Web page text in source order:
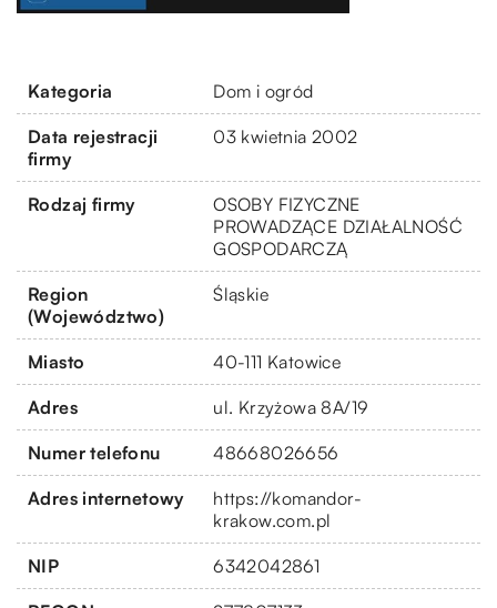
Kategoria Dom i ogród
Data rejestracji
firmy
03 kwietnia 2002
Rodzaj firmy
OSOBY FIZYCZNE
PROWADZĄCE DZIAŁALNOŚĆ
GOSPODARCZĄ
Region
(Województwo)
Śląskie
Miasto 40-111 Katowice
Adres ul. Krzyżowa 8A/19
Numer telefonu 48668026656
Adres internetowy
https://komandor-
krakow.com.pl
NIP 6342042861